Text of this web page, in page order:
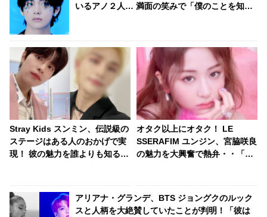
いるアノ２人… 満面の笑みで「僕のことを知り
Stray Kids スンミン、伝説級の
ステージはある人のおかげで実
現！ 彼の魅力を誰よりも知る人
オタク以上にオタク！ LE
SSERAFIM ユンジン、宮脇咲良
の魅力を大興奮で熱弁・・「な
アリアナ・グランデ、BTS ジョングクのルック
スと人柄を大絶賛していたことが判明！「彼は